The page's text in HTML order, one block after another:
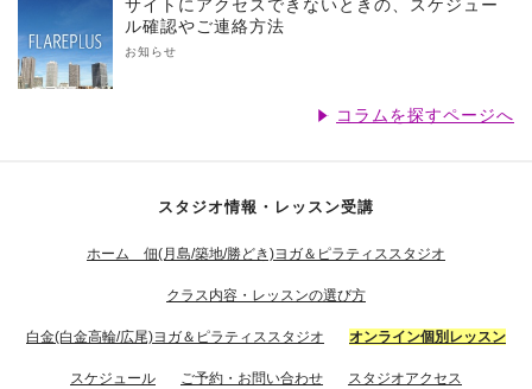
サイトにアクセスできないときの、スケジュー
ル確認やご連絡方法
お知らせ
コラムを探すページへ
スタジオ情報・レッスン受講
ホーム 佃(月島/築地/勝どき)ヨガ＆ピラティススタジオ
クラス内容・レッスンの選び方
白金(白金高輪/広尾)ヨガ＆ピラティススタジオ オンライン個別レッスン
スケジュール ご予約・お問い合わせ スタジオアクセス